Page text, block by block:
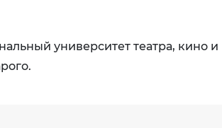
университет театра, кино и